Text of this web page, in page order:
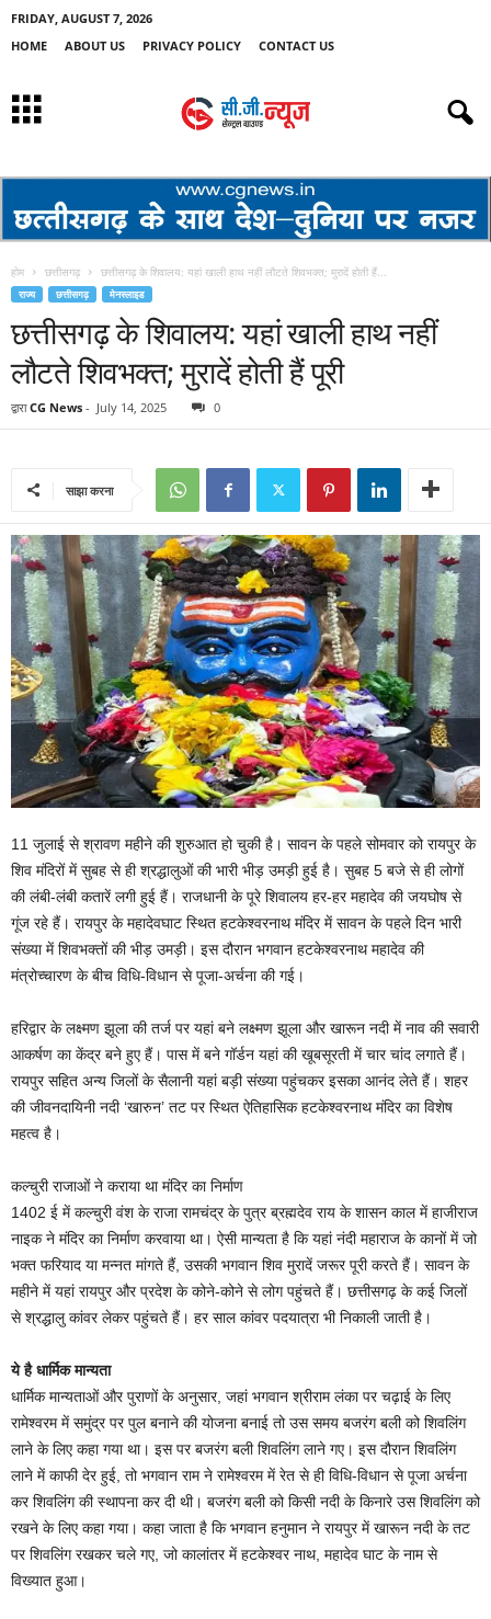
FRIDAY, AUGUST 7, 2026
HOME
ABOUT US PRIVACY POLICY CONTACT US
होम छत्तीसगढ़ छत्तीसगढ़ के शिवालय: यहां खाली हाथ नहीं लौटते शिवभक्त; मुरादें होती हैं...
राज्य छत्तीसगढ़ मेनस्लाइड
छत्तीसगढ़ के शिवालय: यहां खाली हाथ नहीं
लौटते शिवभक्त; मुरादें होती हैं पूरी
द्वारा CG News - July 14, 2025 0
साझा करना
11 जुलाई से श्रावण महीने की शुरुआत हो चुकी है। सावन के पहले सोमवार को रायपुर के
शिव मंदिरों में सुबह से ही श्रद्धालुओं की भारी भीड़ उमड़ी हुई है। सुबह 5 बजे से ही लोगों
की लंबी-लंबी कतारें लगी हुई हैं। राजधानी के पूरे शिवालय हर-हर महादेव की जयघोष से
गूंज रहे हैं। रायपुर के महादेवघाट स्थित हटकेश्वरनाथ मंदिर में सावन के पहले दिन भारी
संख्या में शिवभक्तों की भीड़ उमड़ी। इस दौरान भगवान हटकेश्वरनाथ महादेव की
मंत्रोच्चारण के बीच विधि-विधान से पूजा-अर्चना की गई।
हरिद्वार के लक्ष्मण झूला की तर्ज पर यहां बने लक्ष्मण झूला और खारून नदी में नाव की सवारी
आकर्षण का केंद्र बने हुए हैं। पास में बने गॉर्डन यहां की खूबसूरती में चार चांद लगाते हैं।
रायपुर सहित अन्य जिलों के सैलानी यहां बड़ी संख्या पहुंचकर इसका आनंद लेते हैं। शहर
की जीवनदायिनी नदी ‘खारुन’ तट पर स्थित ऐतिहासिक हटकेश्वरनाथ मंदिर का विशेष
महत्व है।
कल्चुरी राजाओं ने कराया था मंदिर का निर्माण
1402 ई में कल्चुरी वंश के राजा रामचंद्र के पुत्र ब्रह्मदेव राय के शासन काल में हाजीराज
नाइक ने मंदिर का निर्माण करवाया था। ऐसी मान्यता है कि यहां नंदी महाराज के कानों में जो
भक्त फरियाद या मन्नत मांगते हैं, उसकी भगवान शिव मुरादें जरूर पूरी करते हैं। सावन के
महीने में यहां रायपुर और प्रदेश के कोने-कोने से लोग पहुंचते हैं। छत्तीसगढ़ के कई जिलों
से श्रद्धालु कांवर लेकर पहुंचते हैं। हर साल कांवर पदयात्रा भी निकाली जाती है।
ये है धार्मिक मान्यता
धार्मिक मान्यताओं और पुराणों के अनुसार, जहां भगवान श्रीराम लंका पर चढ़ाई के लिए
रामेश्वरम में समुंद्र पर पुल बनाने की योजना बनाई तो उस समय बजरंग बली को शिवलिंग
लाने के लिए कहा गया था। इस पर बजरंग बली शिवलिंग लाने गए। इस दौरान शिवलिंग
लाने में काफी देर हुई, तो भगवान राम ने रामेश्वरम में रेत से ही विधि-विधान से पूजा अर्चना
कर शिवलिंग की स्थापना कर दी थी। बजरंग बली को किसी नदी के किनारे उस शिवलिंग को
रखने के लिए कहा गया। कहा जाता है कि भगवान हनुमान ने रायपुर में खारून नदी के तट
पर शिवलिंग रखकर चले गए, जो कालांतर में हटकेश्वर नाथ, महादेव घाट के नाम से
विख्यात हुआ।